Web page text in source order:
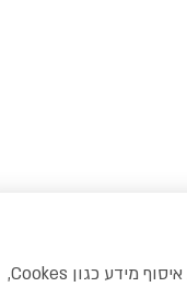
באתר זה נעשה שימוש בטכנולוגיות איסוף מידע כגון Cookes,